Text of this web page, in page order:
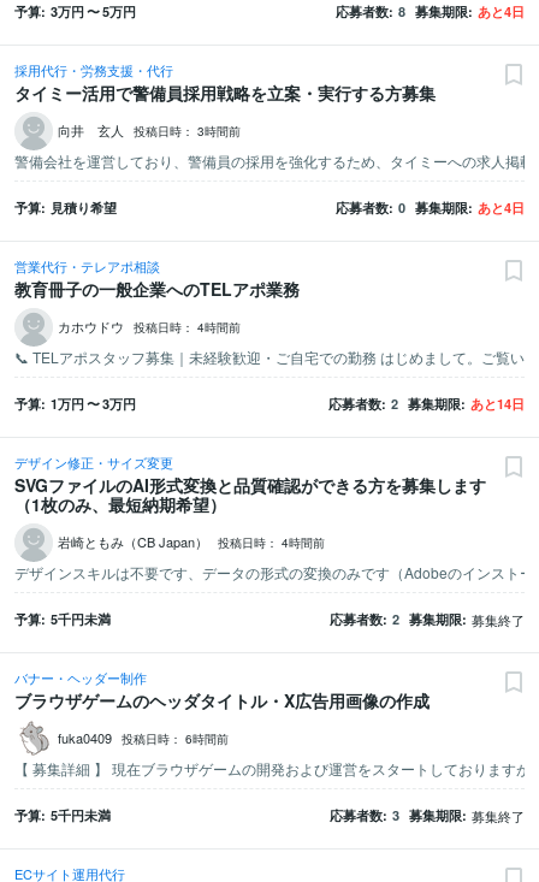
予算 3万円〜5万円 応募者数 8 募集期限 あと4日
採用代行・労務支援・代行
タイミー活用で警備員採用戦略を立案・実行する方募集
向井 玄人 投稿日時： 3時間前
予算 見積り希望 応募者数 0 募集期限 あと4日
営業代行・テレアポ相談
教育冊子の一般企業へのTELアポ業務
カホウドウ 投稿日時： 4時間前
予算 1万円〜3万円 応募者数 2 募集期限 あと14日
デザイン修正・サイズ変更
SVGファイルのAI形式変換と品質確認ができる方を募集します
（1枚のみ、最短納期希望）
デザインスキルは不要です、データの形式の変換のみです（Adobeのインスト
岩崎ともみ（CB Japan） 投稿日時： 4時間前
予算 5千円未満 応募者数 2 募集期限 募集終了
バナー・ヘッダー制作
ブラウザゲームのヘッダタイトル・X広告用画像の作成
fuka0409 投稿日時： 6時間前
予算 5千円未満 応募者数 3 募集期限 募集終了
ECサイト運用代行